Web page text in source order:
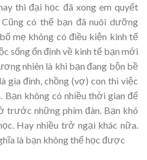
thi đại học đã xong em quyết
có thể bạn đã nuôi dưỡng
mẹ không có điều kiện kinh tế
sống ổn định về kinh tế bạn mới
nhiên là khi bạn đang bộn bề
gia đình, chồng (vợ) con thì việc
Bạn không có nhiều thời gian để
trước những phím đàn. Bạn khó
Hay nhiều trở ngại khác nữa.
là bạn không thể học được